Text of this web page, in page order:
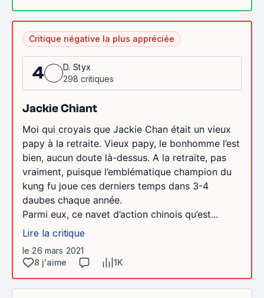
Critique négative la plus appréciée
4
D. Styx
298 critiques
Jackie Chiant
Moi qui croyais que Jackie Chan était un vieux
papy à la retraite. Vieux papy, le bonhomme l’est
bien, aucun doute là-dessus. A la retraite, pas
vraiment, puisque l’emblématique champion du
kung fu joue ces derniers temps dans 3-4
daubes chaque année.
Parmi eux, ce navet d’action chinois qu’est...
Lire la critique
le 26 mars 2021
8 j'aime
1K